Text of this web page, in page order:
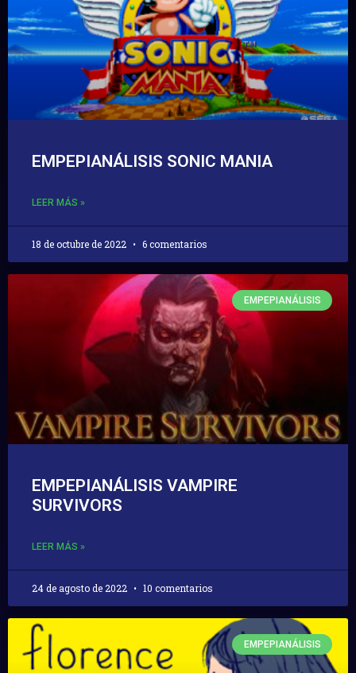
EMPEPIANÁLISIS SONIC MANIA
LEER MÁS »
18 de octubre de 2022 6 comentarios
EMPEPIANÁLISIS
EMPEPIANÁLISIS VAMPIRE
SURVIVORS
LEER MÁS »
24 de agosto de 2022 10 comentarios
EMPEPIANÁLISIS